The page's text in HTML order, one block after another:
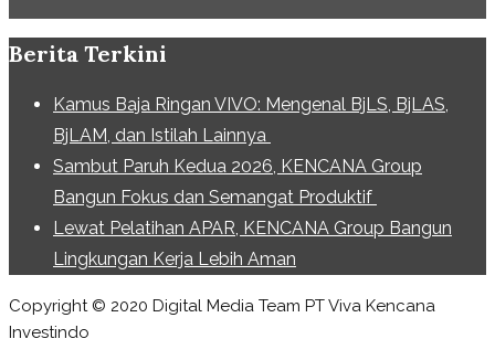
Berita Terkini
Kamus Baja Ringan VIVO: Mengenal BjLS, BjLAS,
BjLAM, dan Istilah Lainnya
Sambut Paruh Kedua 2026, KENCANA Group
Bangun Fokus dan Semangat Produktif
Lewat Pelatihan APAR, KENCANA Group Bangun
Lingkungan Kerja Lebih Aman
Copyright © 2020 Digital Media Team PT Viva Kencana
Investindo